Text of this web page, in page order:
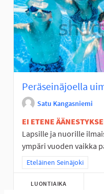
Peräseinäjoella
Satu Kangasniemi
EI ETENE
Lapsille ja nuorille
ympäri vuoden vaikka
Rajaa tulokset teeman
Eteläinen Seinäjoki
LUONTIAIKA